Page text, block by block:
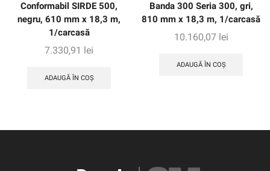
Conformabil SIRDE 500,
negru, 610 mm x 18,3 m,
1/carcasă
7.330,91 lei
ADAUGĂ ÎN COȘ
Banda 300 Seria 300, gri,
810 mm x 18,3 m, 1/carcasă
10.160,07 lei
ADAUGĂ ÎN COȘ